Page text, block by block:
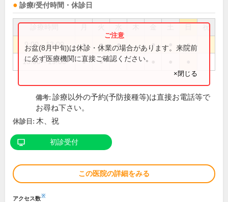
診療/受付時間・休診日
祝
9:00～13:00 ● ● ● ● ●
15:00～19:00 ● ●
お盆(8月中旬)は休診・休業の場合があります。来院前
に必ず医療機関に直接ご確認ください。
×閉じる
備考: 診療以外の予約(予防接種等)は直接お電話等で
お尋ね下さい。
休診日: 木、祝
初診受付
この医院の詳細をみる
アクセス数※